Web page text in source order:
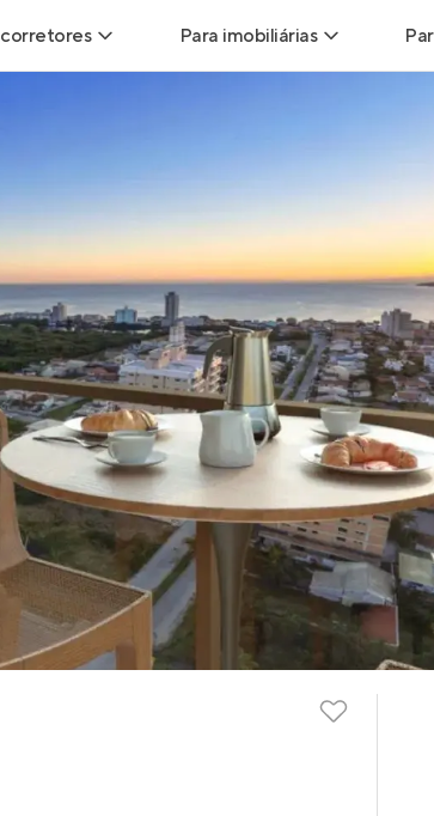
corretores
imobiliárias
de Corretores
Verificado
imóveis
Para imobiliárias
Anunciar imóveis